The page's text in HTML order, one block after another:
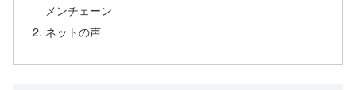
メンチェーン
ネットの声